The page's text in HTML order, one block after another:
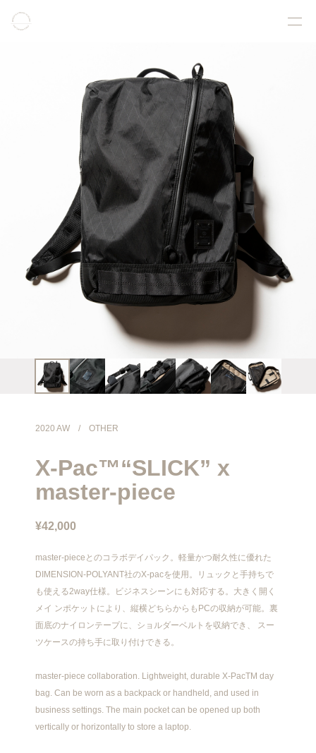
2020 AW / OTHER
X-Pac™“SLICK” x
master-piece
¥42,000
master-pieceとのコラボデイパック。軽量かつ耐久性に優れた
DIMENSION-POLYANT社のX-pacを使用。リュックと手持ちで
も使える2way仕様。ビジネスシーンにも対応する。大きく開く
メイ ンポケットにより、縦横どちらからもPCの収納が可能。裏
面底のナイロンテープに、ショルダーベルトを収納でき、 スー
ツケースの持ち手に取り付けできる。
master-piece collaboration. Lightweight, durable X-PacTM day
bag. Can be worn as a backpack or handheld, and used in
business settings. The main pocket can be opened up both
vertically or horizontally to store a laptop.
COLLECTION
PRODUCT
GALLERY
ONLINE STORE
STORELIST
ABOUT
FACEBOOK
INSTAGRAM